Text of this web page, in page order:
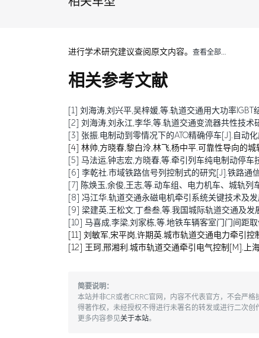
进行学术研究建议查阅原文内容。 查看全部…
相关参考文献
[1] 刘海涛,刘兴平,吴梓媛,等.轨道交通用大功率
[2] 刘海涛,刘永江,李华,等.轨道交通变流器共性技
[3] 张振.电制动到零情况下的ATO精确停车[J].自动
[4] 林帅,方晓春,黎白泠,林飞,杨中平.可靠性导向的
[5] 马法运,钟志宏,方晓春,等.牵引列车纯电制动停
[6] 李乾社.市域铁路信号列控制式的研究[J].铁路通
[7] 陈焕玉,余俊,王志,等.动车组、电力机车、城轨
[8] 冯江华.轨道交通永磁电机牵引系统关键技术及
[9] 梁建英,王松文,丁叁叁,等.我国城际轨道交通及
[10] 马喜成,李梁,刘家栋,等.地铁车辆客室门门间距
[11] 刘敏军,宋平岗,许期英.城市轨道交通电力牵引
[12] 王珂,邢湘利.城市轨道交通牵引电气控制[M].上
简要说明：
本站并非CR或者CRRC官网，内容不代表官方，不会严
得著作权，未经授权不得进行未署名的转发或进行二次
更多内容参见关于本站。